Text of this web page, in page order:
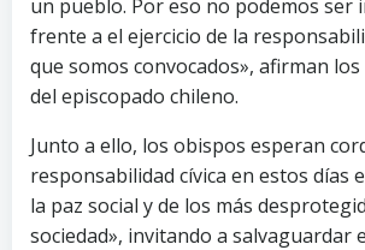
un pueblo. Por eso no podemos ser
frente a el ejercicio de la
que somos convocados», afirman
del episcopado chileno.
Junto a ello, los obispos esperan
responsabilidad cívica en estos días
la paz social y de los más
sociedad», invitando a salvaguardar